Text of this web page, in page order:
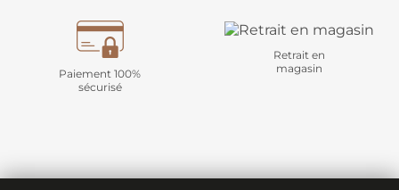
Paiement 100%
sécurisé
Retrait en
magasin